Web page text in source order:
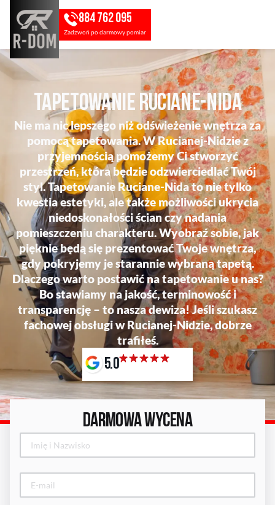
884 762 095
Zadzwoń po darmowy pomiar
Tapetowanie Ruciane-Nida
Nie ma nic lepszego niż odświeżenie wnętrza za
pomocą tapetowania. W Rucianej-Nidzie z
przyjemnością pomożemy Ci stworzyć
przestrzeń, która będzie odzwierciedlać Twój
styl. Tapetowanie Ruciane-Nida to nie tylko
kwestia estetyki, ale także możliwości ukrycia
niedoskonałości ścian czy nadania
pomieszczeniu charakteru. Wyobraź sobie, jak
pięknie będą się prezentować Twoje wnętrza,
gdy pokryjemy je starannie wybraną tapetą.
Dlaczego warto postawić na tapetowanie u nas?
Bo stawiamy na jakość, terminowość i
transparencję – to nasza dewiza! Jeśli szukasz
fachowej obsługi w Rucianej-Nidzie, dobrze
trafiłeś.
5.0
DARMOWA WYCENA